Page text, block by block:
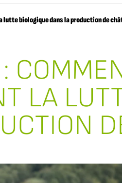
biologique dans la production de
LA